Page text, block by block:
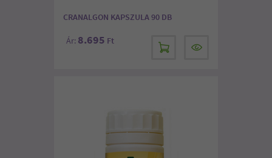
CRANALGON KAPSZULA 90 DB
Ár: 8.695 Ft